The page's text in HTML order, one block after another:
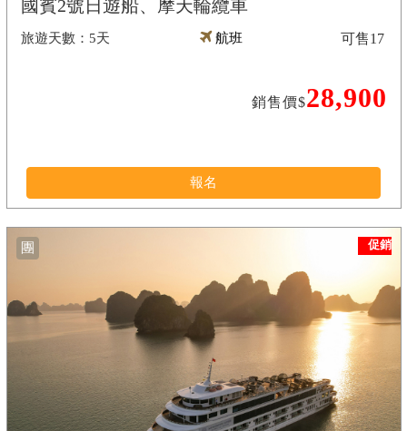
國賓2號日遊船、摩天輪纜車
5天 航班
銷售價$28,900
可售17
報名
團 促銷